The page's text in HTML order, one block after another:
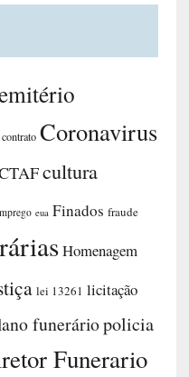
contrato Coronavirus
cultura
eua Finados fraude
Homenagem
lei 13261 licitação
funeráriopolicia
Funerario